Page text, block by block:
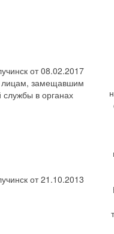
от 08.02.2017
лицам, замещавшим
в органах
от 21.10.2013